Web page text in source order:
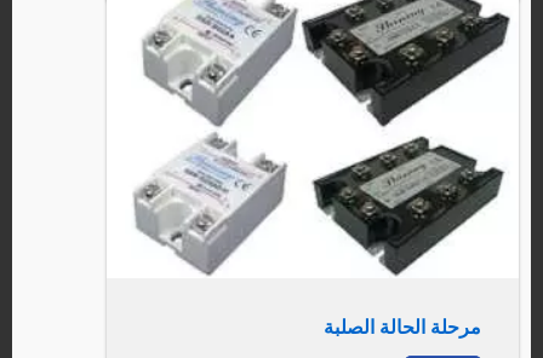
مرحلة الحالة الصلبة